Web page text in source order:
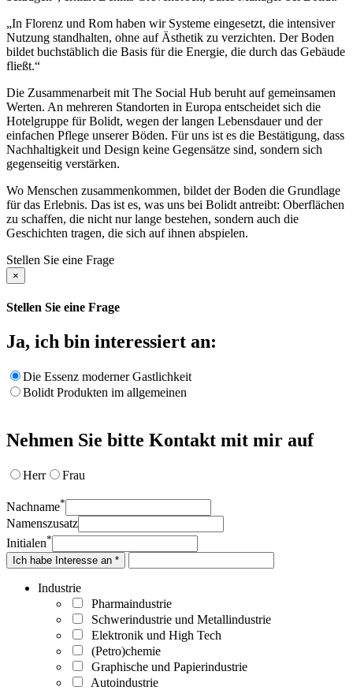
„In Florenz und Rom haben wir Systeme eingesetzt, die intensiver
Nutzung standhalten, ohne auf Ästhetik zu verzichten. Der Boden
bildet buchstäblich die Basis für die Energie, die durch das Gebäude
fließt.“
Die Zusammenarbeit mit The Social Hub beruht auf gemeinsamen
Werten. An mehreren Standorten in Europa entscheidet sich die
Hotelgruppe für Bolidt, wegen der langen Lebensdauer und der
einfachen Pflege unserer Böden. Für uns ist es die Bestätigung, dass
Nachhaltigkeit und Design keine Gegensätze sind, sondern sich
gegenseitig verstärken.
Wo Menschen zusammenkommen, bildet der Boden die Grundlage
für das Erlebnis. Das ist es, was uns bei Bolidt antreibt: Oberflächen
zu schaffen, die nicht nur lange bestehen, sondern auch die
Geschichten tragen, die sich auf ihnen abspielen.
Stellen Sie eine Frage
×
Stellen Sie eine Frage
Ja, ich bin interessiert an:
Die Essenz moderner Gastlichkeit
Bolidt Produkten im allgemeinen
Nehmen Sie bitte Kontakt mit mir auf
Herr Frau
Nachname*
Namenszusatz
Initialen*
Ich habe Interesse an *
Industrie
Pharmaindustrie
Schwerindustrie und Metallindustrie
Elektronik und High Tech
(Petro)chemie
Graphische und Papierindustrie
Autoindustrie